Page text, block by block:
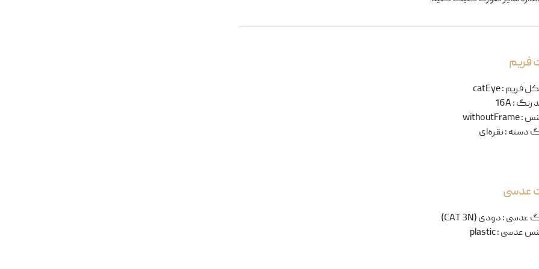
فریم
فریم:
catEye
رنگ:
16A
:
withoutFrame
دسته:نقره‌ای
عدسی
عدسی:دودی (CAT 3N)
عدسی:
plastic